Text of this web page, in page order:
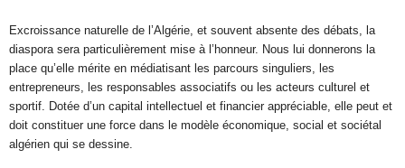
Excroissance naturelle de l’Algérie, et souvent absente des débats, la
diaspora sera particulièrement mise à l’honneur. Nous lui donnerons la
place qu’elle mérite en médiatisant les parcours singuliers, les
entrepreneurs, les responsables associatifs ou les acteurs culturel et
sportif. Dotée d’un capital intellectuel et financier appréciable, elle peut et
doit constituer une force dans le modèle économique, social et sociétal
algérien qui se dessine.